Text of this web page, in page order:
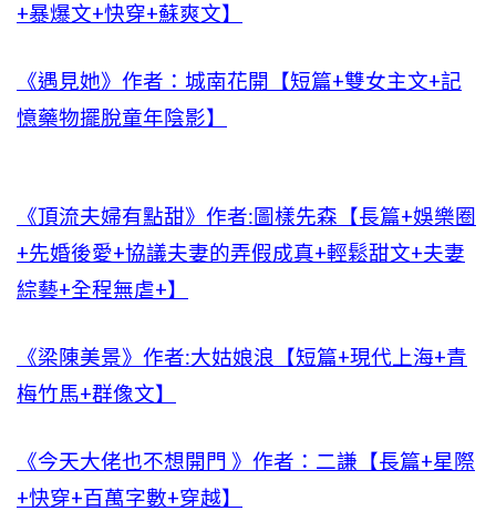
+暴爆文+快穿+蘇爽文】
《遇見她》作者：城南花開【短篇+雙女主文+記
憶藥物擺脫童年陰影】
《頂流夫婦有點甜》作者:圖樣先森【長篇+娛樂圈
+先婚後愛+協議夫妻的弄假成真+輕鬆甜文+夫妻
綜藝+全程無虐+】
《梁陳美景》作者:大姑娘浪【短篇+現代上海+青
梅竹馬+群像文】
《今天大佬也不想開門 》作者：二謙【長篇+星際
+快穿+百萬字數+穿越】